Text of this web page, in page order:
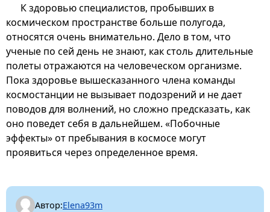
К здоровью специалистов, пробывших в
космическом пространстве больше полугода,
относятся очень внимательно. Дело в том, что
ученые по сей день не знают, как столь длительные
полеты отражаются на человеческом организме.
Пока здоровье вышесказанного члена команды
космостанции не вызывает подозрений и не дает
поводов для волнений, но сложно предсказать, как
оно поведет себя в дальнейшем. «Побочные
эффекты» от пребывания в космосе могут
проявиться через определенное время.
Автор:Elena93m